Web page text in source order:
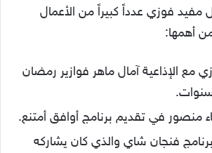
مفيد فوزي عدداً كبيراً من الأعمال
أهمها:
مع الإذاعية آمال ماهر فوازير رمضان
منصور في تقديم برنامج أوافق أمتنع.
فنجان شاي والذي كان يشاركه